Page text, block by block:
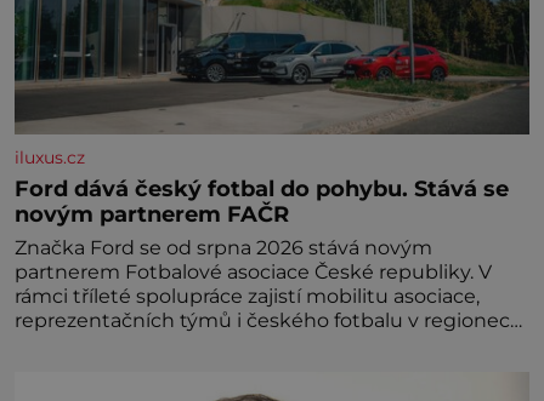
iluxus.cz
Ford dává český fotbal do pohybu. Stává se
novým partnerem FAČR
Značka Ford se od srpna 2026 stává novým
partnerem Fotbalové asociace České republiky. V
rámci tříleté spolupráce zajistí mobilitu asociace,
reprezentačních týmů i českého fotbalu v regionech.